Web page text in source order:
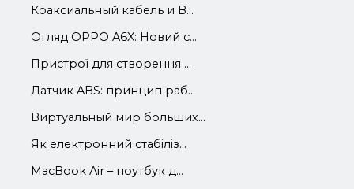
Коаксиальный кабель и В...
Огляд OPPO A6X: Новий с...
Пристрої для створення ...
Датчик ABS: принцип раб...
Виртуальный мир больших...
Як електронний стабіліз...
MacBook Air – ноутбук д...